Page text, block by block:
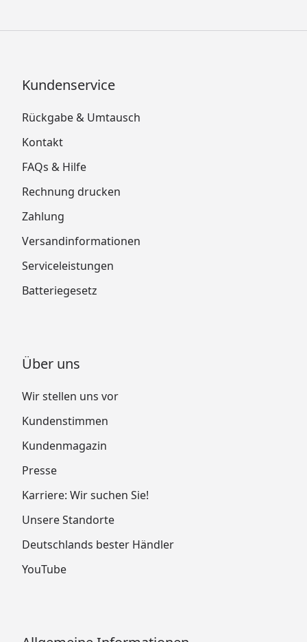
Kundenservice
Rückgabe & Umtausch
Kontakt
FAQs & Hilfe
Rechnung drucken
Zahlung
Versandinformationen
Serviceleistungen
Batteriegesetz
Über uns
Wir stellen uns vor
Kundenstimmen
Kundenmagazin
Presse
Karriere: Wir suchen Sie!
Unsere Standorte
Deutschlands bester Händler
YouTube